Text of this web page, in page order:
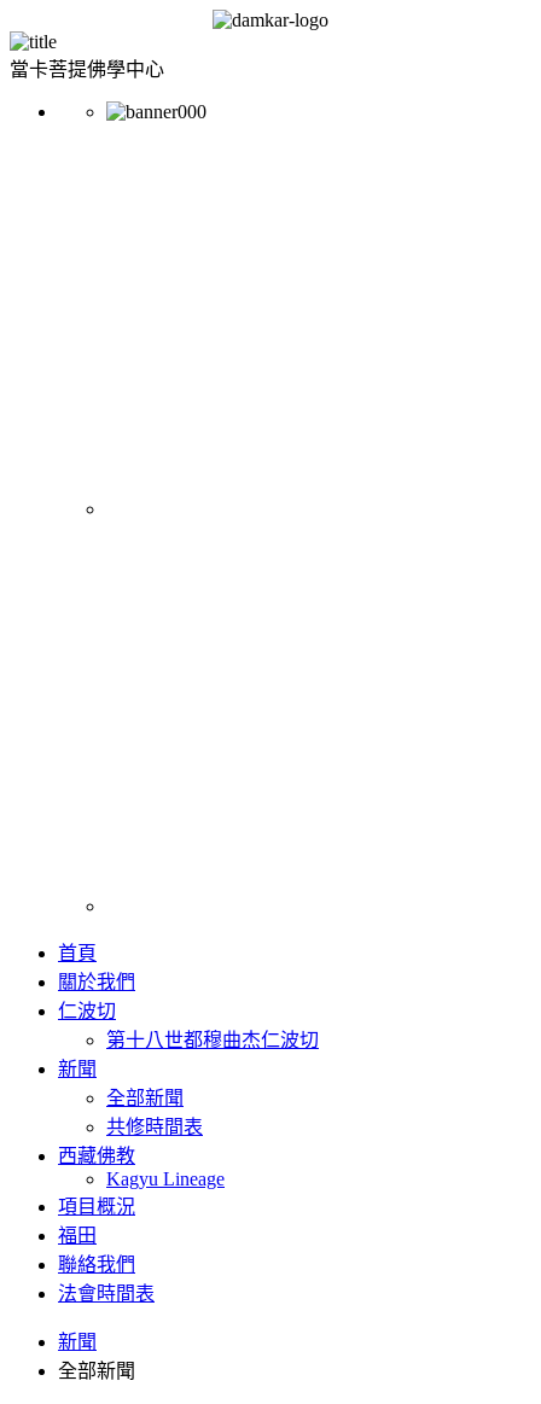
當卡菩提佛學中心
首頁
關於我們
仁波切
第十八世都穆曲杰仁波切
新聞
全部新聞
共修時間表
西藏佛教
Kagyu Lineage
項目概況
福田
聯絡我們
法會時間表
新聞
全部新聞